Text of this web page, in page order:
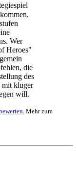
Wer
Heroes"
die
des
mit kluger
will.
Mehr zum